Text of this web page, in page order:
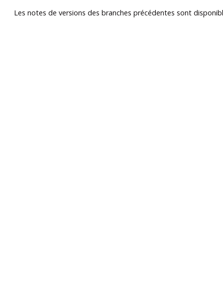
Les notes de versions des branches précédentes sont